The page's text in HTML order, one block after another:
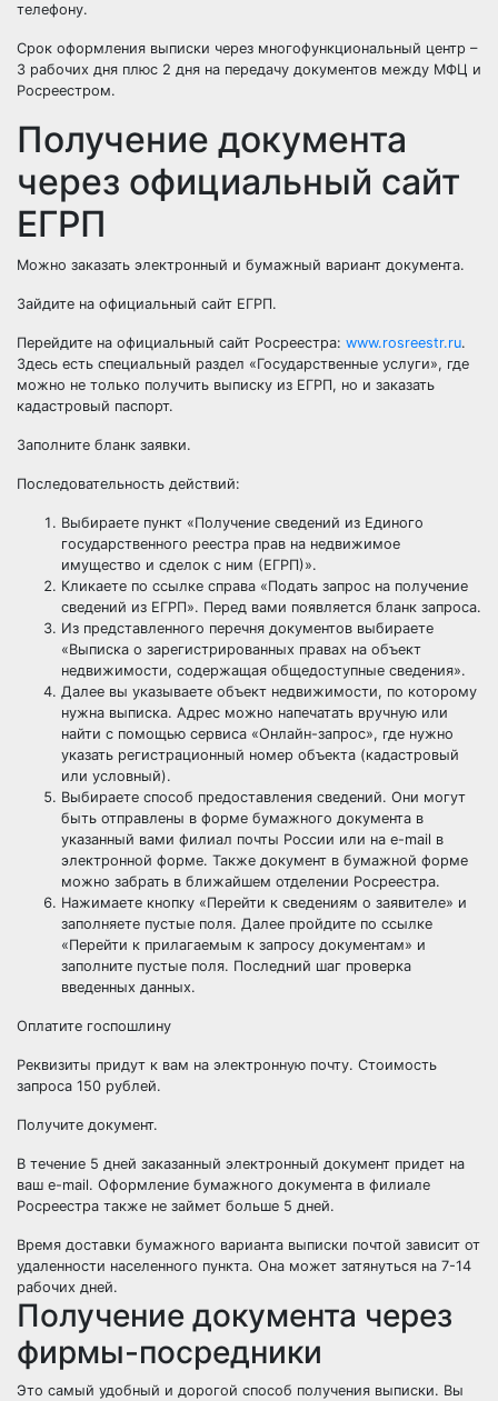
телефону.
Срок оформления выписки через многофункциональный центр –
3 рабочих дня плюс 2 дня на передачу документов между МФЦ и
Росреестром.
Получение документа
через официальный сайт
ЕГРП
Можно заказать электронный и бумажный вариант документа.
Зайдите на официальный сайт ЕГРП.
Перейдите на официальный сайт Росреестра: www.rosreestr.ru.
Здесь есть специальный раздел «Государственные услуги», где
можно не только получить выписку из ЕГРП, но и заказать
кадастровый паспорт.
Заполните бланк заявки.
Последовательность действий:
Выбираете пункт «Получение сведений из Единого
государственного реестра прав на недвижимое
имущество и сделок с ним (ЕГРП)».
Кликаете по ссылке справа «Подать запрос на получение
сведений из ЕГРП». Перед вами появляется бланк запроса.
Из представленного перечня документов выбираете
«Выписка о зарегистрированных правах на объект
недвижимости, содержащая общедоступные сведения».
Далее вы указываете объект недвижимости, по которому
нужна выписка. Адрес можно напечатать вручную или
найти с помощью сервиса «Онлайн-запрос», где нужно
указать регистрационный номер объекта (кадастровый
или условный).
Выбираете способ предоставления сведений. Они могут
быть отправлены в форме бумажного документа в
указанный вами филиал почты России или на e-mail в
электронной форме. Также документ в бумажной форме
можно забрать в ближайшем отделении Росреестра.
Нажимаете кнопку «Перейти к сведениям о заявителе» и
заполняете пустые поля. Далее пройдите по ссылке
«Перейти к прилагаемым к запросу документам» и
заполните пустые поля. Последний шаг проверка
введенных данных.
Оплатите госпошлину
Реквизиты придут к вам на электронную почту. Стоимость
запроса 150 рублей.
Получите документ.
В течение 5 дней заказанный электронный документ придет на
ваш e-mail. Оформление бумажного документа в филиале
Росреестра также не займет больше 5 дней.
Время доставки бумажного варианта выписки почтой зависит от
удаленности населенного пункта. Она может затянуться на 7-14
рабочих дней.
Получение документа через
фирмы-посредники
Это самый удобный и дорогой способ получения выписки. Вы